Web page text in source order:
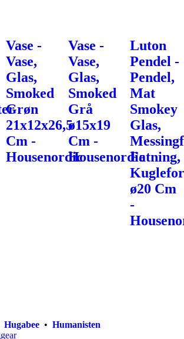
Vase -
Vase,
Glas,
Smoked
Grøn
21x12x26,5
Cm -
Housenordic
Vase -
Vase,
Glas,
Smoked
Grå
ø15x19
Cm -
Housenordic
Luton
Pendel -
Pendel,
Mat
Smokey
Glas,
Fatning,
ø20 Cm
-
Hugabee• Humanisten